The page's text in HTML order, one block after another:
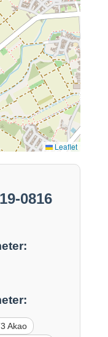
Leaflet
0816
Akao